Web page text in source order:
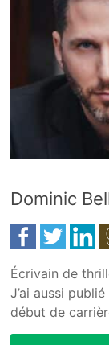
Dominic
Écrivain de
J’ai aussi
début de